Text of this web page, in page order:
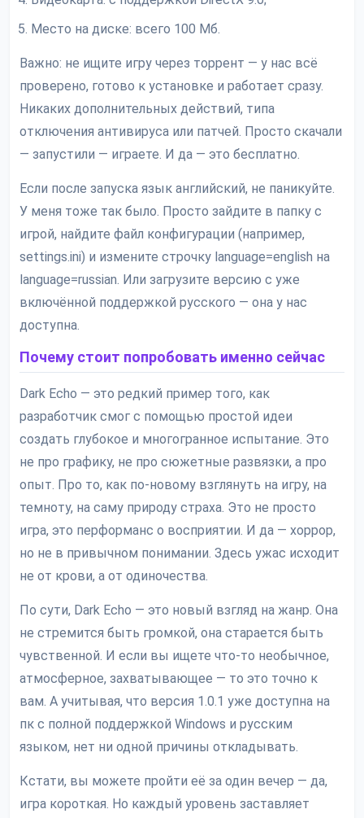
Место на диске: всего 100 Мб.
Важно: не ищите игру через торрент — у нас всё
проверено, готово к установке и работает сразу.
Никаких дополнительных действий, типа
отключения антивируса или патчей. Просто скачали
— запустили — играете. И да — это бесплатно.
Если после запуска язык английский, не паникуйте.
У меня тоже так было. Просто зайдите в папку с
игрой, найдите файл конфигурации (например,
settings.ini) и измените строчку language=english на
language=russian. Или загрузите версию с уже
включённой поддержкой русского — она у нас
доступна.
Почему стоит попробовать именно сейчас
Dark Echo — это редкий пример того, как
разработчик смог с помощью простой идеи
создать глубокое и многогранное испытание. Это
не про графику, не про сюжетные развязки, а про
опыт. Про то, как по-новому взглянуть на игру, на
темноту, на саму природу страха. Это не просто
игра, это перформанс о восприятии. И да — хоррор,
но не в привычном понимании. Здесь ужас исходит
не от крови, а от одиночества.
По сути, Dark Echo — это новый взгляд на жанр. Она
не стремится быть громкой, она старается быть
чувственной. И если вы ищете что-то необычное,
атмосферное, захватывающее — то это точно к
вам. А учитывая, что версия 1.0.1 уже доступна на
пк с полной поддержкой Windows и русским
языком, нет ни одной причины откладывать.
Кстати, вы можете пройти её за один вечер — да,
игра короткая. Но каждый уровень заставляет